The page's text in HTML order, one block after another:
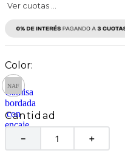
Ver cuotas ...
Cantidad
＋
－